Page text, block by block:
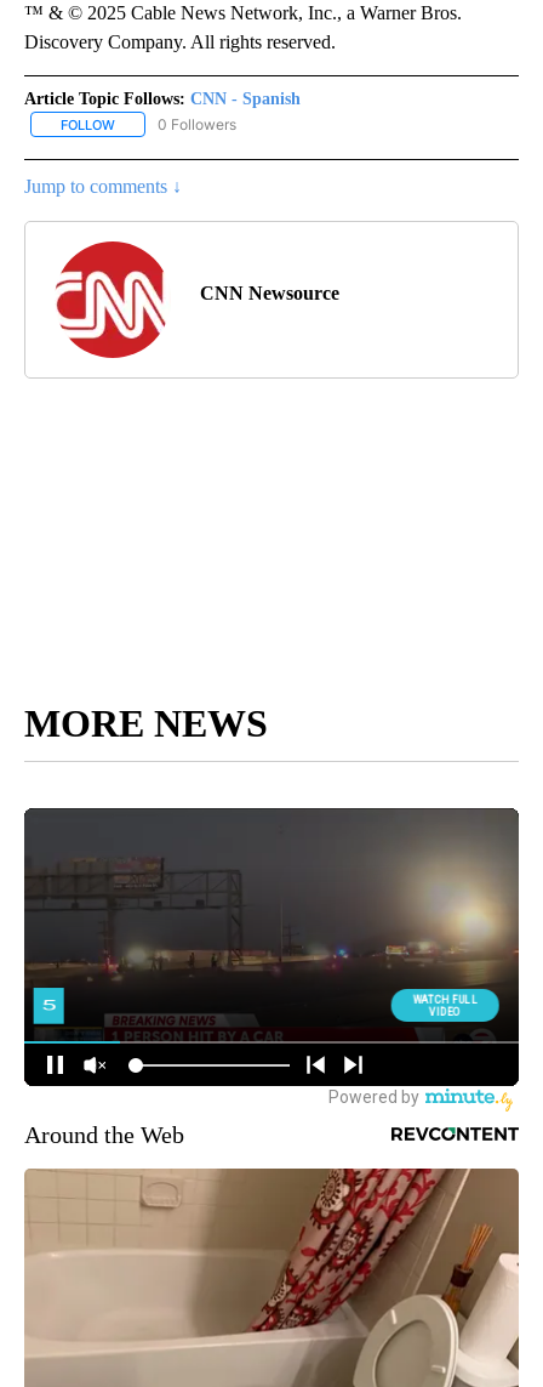
™ & © 2025 Cable News Network, Inc., a Warner Bros.
Discovery Company. All rights reserved.
Article Topic Follows: CNN - Spanish
FOLLOW FOLLOW "CNN - SPANISH" TO RECEIVE NOTIFICATIONS ABOUT
0 Followers
Jump to comments ↓
CNN Newsource
MORE NEWS
Around the Web